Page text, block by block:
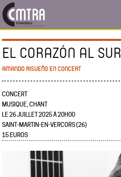
EL CORAZÓN AL SUR
AMANDO RISUEÑO EN CONCERT
CONCERT
MUSIQUE, CHANT
LE 26 JUILLET 2025 À 20H00
SAINT-MARTIN-EN-VERCORS (26)
15 EUROS